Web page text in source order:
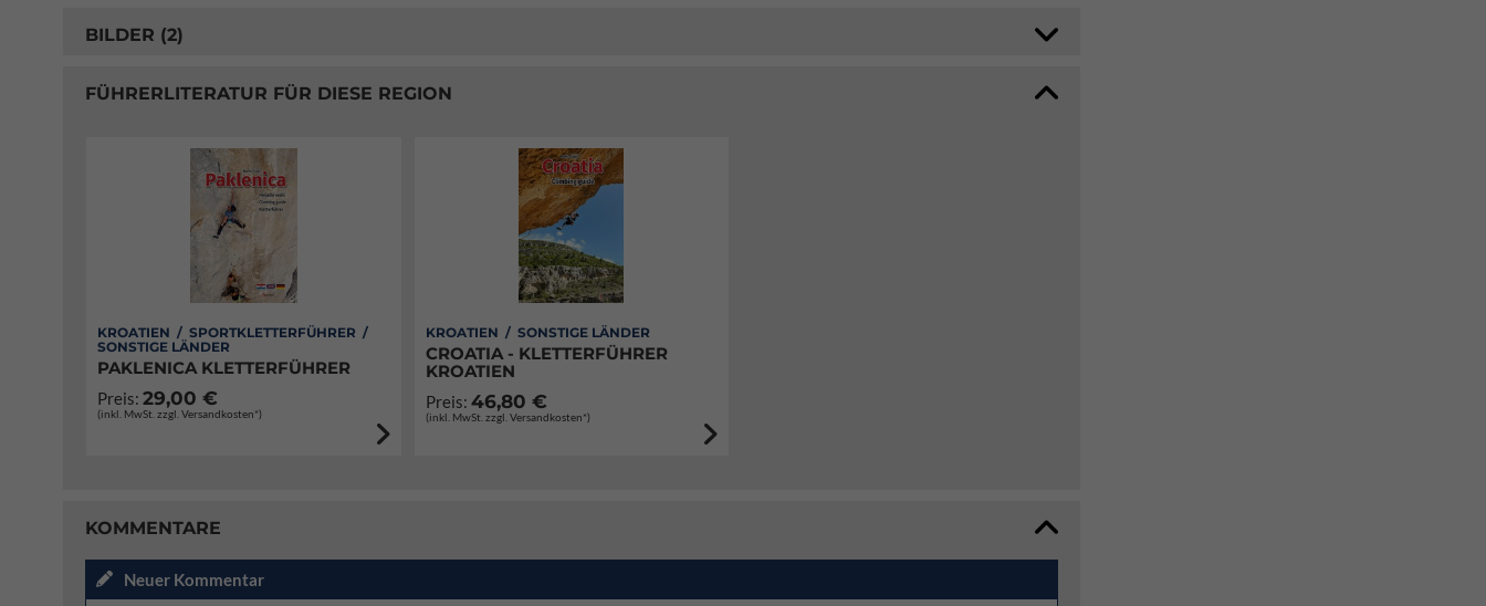
BILDER (2)
FÜHRERLITERATUR FÜR DIESE REGION
KROATIEN / SPORTKLETTERFÜHRER /
SONSTIGE LÄNDER
PAKLENICA KLETTERFÜHRER
Preis: 29,00 €
(inkl. MwSt. zzgl. Versandkosten*)
KROATIEN / SONSTIGE LÄNDER
CROATIA - KLETTERFÜHRER
KROATIEN
Preis: 46,80 €
(inkl. MwSt. zzgl. Versandkosten*)
KOMMENTARE
Neuer Kommentar